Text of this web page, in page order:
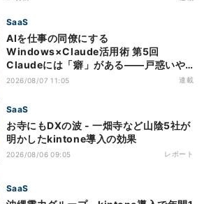
SaaS
AIを仕事の同僚にする
Windows×Claude活用術 第5回
Claudeには「癖」がある――戸惑いや
すい7つの仕様
2026/08/07 11:05 連載
SaaS
お寺にもDXの波 - 一畑寺など山陰5社が
明かしたkintone導入の効果
2026/08/06 09:05 レポート
SaaS